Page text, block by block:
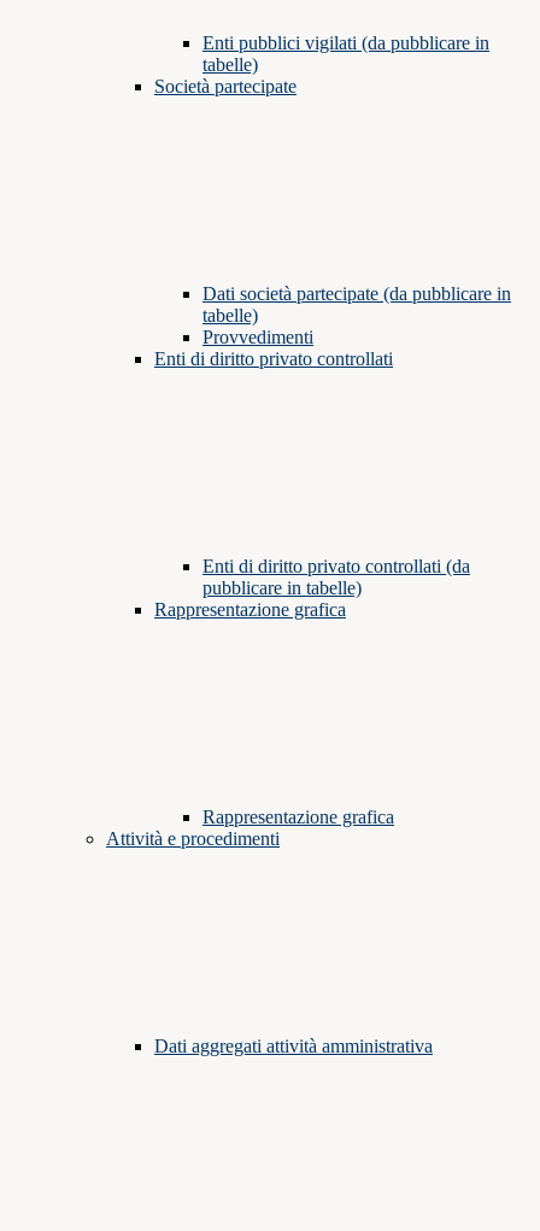
Enti pubblici vigilati (da pubblicare in
tabelle)
Società partecipate
Dati società partecipate (da pubblicare in
tabelle)
Provvedimenti
Enti di diritto privato controllati
Enti di diritto privato controllati (da
pubblicare in tabelle)
Rappresentazione grafica
Rappresentazione grafica
Attività e procedimenti
Dati aggregati attività amministrativa